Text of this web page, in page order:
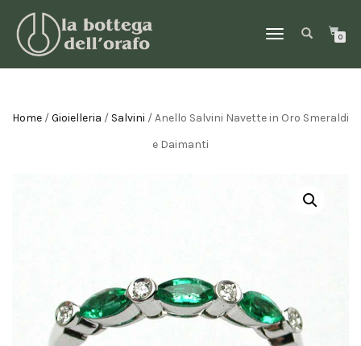
NAVIGAZIONE
0
Home /Gioielleria / Salvini / Anello Salvini Navette in Oro Smeraldi
e Daimanti